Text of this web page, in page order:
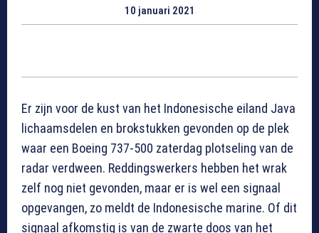
10 januari 2021
Er zijn voor de kust van het Indonesische eiland Java
lichaamsdelen en brokstukken gevonden op de plek
waar een Boeing 737-500 zaterdag plotseling van de
radar verdween. Reddingswerkers hebben het wrak
zelf nog niet gevonden, maar er is wel een signaal
opgevangen, zo meldt de Indonesische marine. Of dit
signaal afkomstig is van de zwarte doos van het